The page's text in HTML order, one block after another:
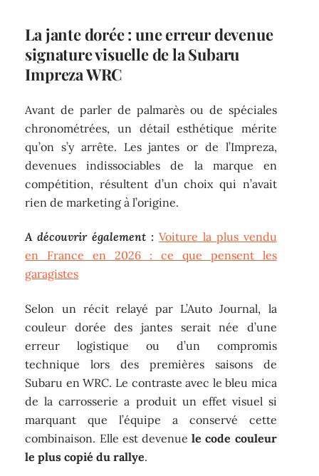
La jante dorée : une erreur devenue
signature visuelle de la Subaru
Impreza WRC
Avant de parler de palmarès ou de spéciales
chronométrées, un détail esthétique mérite
qu’on s’y arrête. Les jantes or de l’Impreza,
devenues indissociables de la marque en
compétition, résultent d’un choix qui n’avait
rien de marketing à l’origine.
A découvrir également : Voiture la plus vendu
en France en 2026 : ce que pensent les
garagistes
Selon un récit relayé par L’Auto Journal, la
couleur dorée des jantes serait née d’une
erreur logistique ou d’un compromis
technique lors des premières saisons de
Subaru en WRC. Le contraste avec le bleu mica
de la carrosserie a produit un effet visuel si
marquant que l’équipe a conservé cette
combinaison. Elle est devenuele code couleur
le plus copié du rallye.